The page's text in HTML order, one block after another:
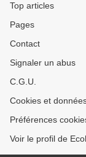
Top articles
Pages
Contact
Signaler un abus
C.G.U.
Cookies et
Préférences
Voir le profil de